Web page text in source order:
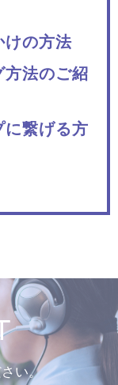
けの方法
法のご紹
繋げる方
い。